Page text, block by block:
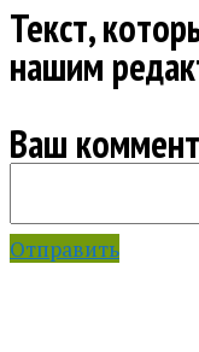
Текст,
нашим
Ваш
Отправить